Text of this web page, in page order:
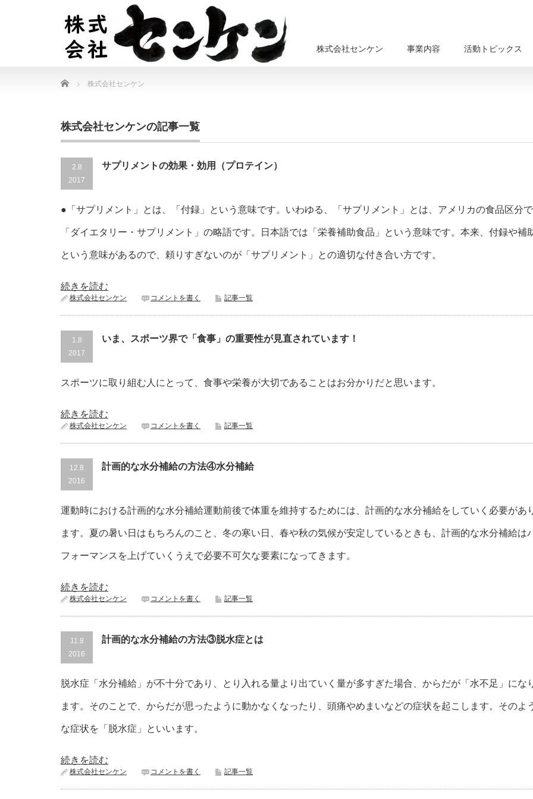
株式会社センケン 事業内容 活動トピックス
Home 株式会社センケン
株式会社センケンの記事一覧
2.8
2017
サプリメントの効果・効用（プロテイン）
●「サプリメント」とは、「付録」という意味です。いわゆる、「サプリメント」とは、アメリカの食品区分で
「ダイエタリー・サプリメント」の略語です。日本語では「栄養補助食品」という意味です。本来、付録や補
という意味があるので、頼りすぎないのが「サプリメント」との適切な付き合い方です。
続きを読む
株式会社センケン コメントを書く 記事一覧
1.8
2017
いま、スポーツ界で「食事」の重要性が見直されています！
スポーツに取り組む人にとって、食事や栄養が大切であることはお分かりだと思います。
続きを読む
株式会社センケン コメントを書く 記事一覧
12.8
2016
計画的な水分補給の方法④水分補給
運動時における計画的な水分補給運動前後で体重を維持するためには、計画的な水分補給をしていく必要があ
ます。夏の暑い日はもちろんのこと、冬の寒い日、春や秋の気候が安定しているときも、計画的な水分補給は
フォーマンスを上げていくうえで必要不可欠な要素になってきます。
続きを読む
株式会社センケン コメントを書く 記事一覧
11.8
2016
計画的な水分補給の方法③脱水症とは
脱水症「水分補給」が不十分であり、とり入れる量より出ていく量が多すぎた場合、からだが「水不足」にな
ます。そのことで、からだが思ったように動かなくなったり、頭痛やめまいなどの症状を起こします。そのよ
な症状を「脱水症」といいます。
続きを読む
株式会社センケン コメントを書く 記事一覧